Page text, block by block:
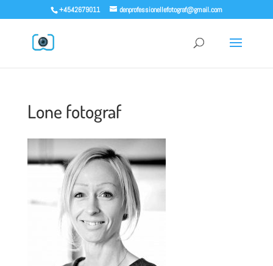
+4542679011 denprofessionellefotograf@gmail.com
Lone fotograf